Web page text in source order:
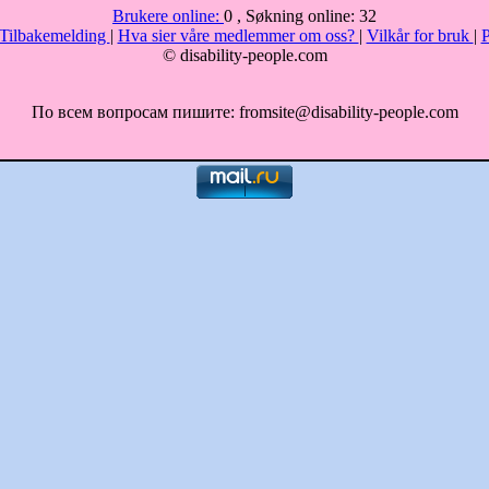
Brukere online: 0 , Søkning online: 32
Tilbakemelding | Hva sier våre medlemmer om oss? | Vilkår for bruk |
© disability-people.com
По всем вопросам пишите: fromsite@disability-people.com